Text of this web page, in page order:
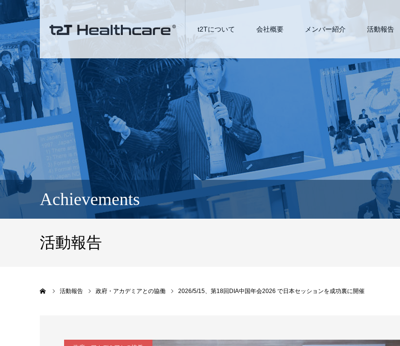
t2Tについて 会社概要 メンバー紹介 活動報告
Achievements
活動報告
活動報告 政府・アカデミアとの協働 2026/5/15、第18回DIA中国年会2026 で日本セッションを成功裏に開催